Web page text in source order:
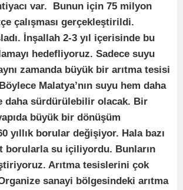
var. Bunun için 75 milyon
çalışması gerçekleştirildi.
İnşallah 2-3 yıl içerisinde bu
hedefliyoruz. Sadece suyu
zamanda büyük bir arıtma tesisi
Malatya’nın suyu hem daha
daha sürdürülebilir olacak. Bir
büyük bir dönüşüm
yıllık borular değişiyor. Hala bazı
borularla su içiliyordu. Bunların
Arıtma tesislerini çok
sanayi bölgesindeki arıtma